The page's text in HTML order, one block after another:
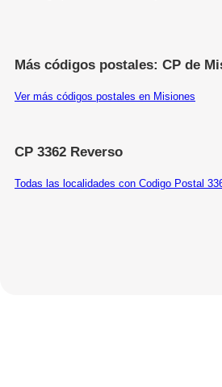
Más códigos postales: CP de
Ver más códigos postales en Misiones
CP 3362 Reverso
Todas las localidades con Codigo Postal